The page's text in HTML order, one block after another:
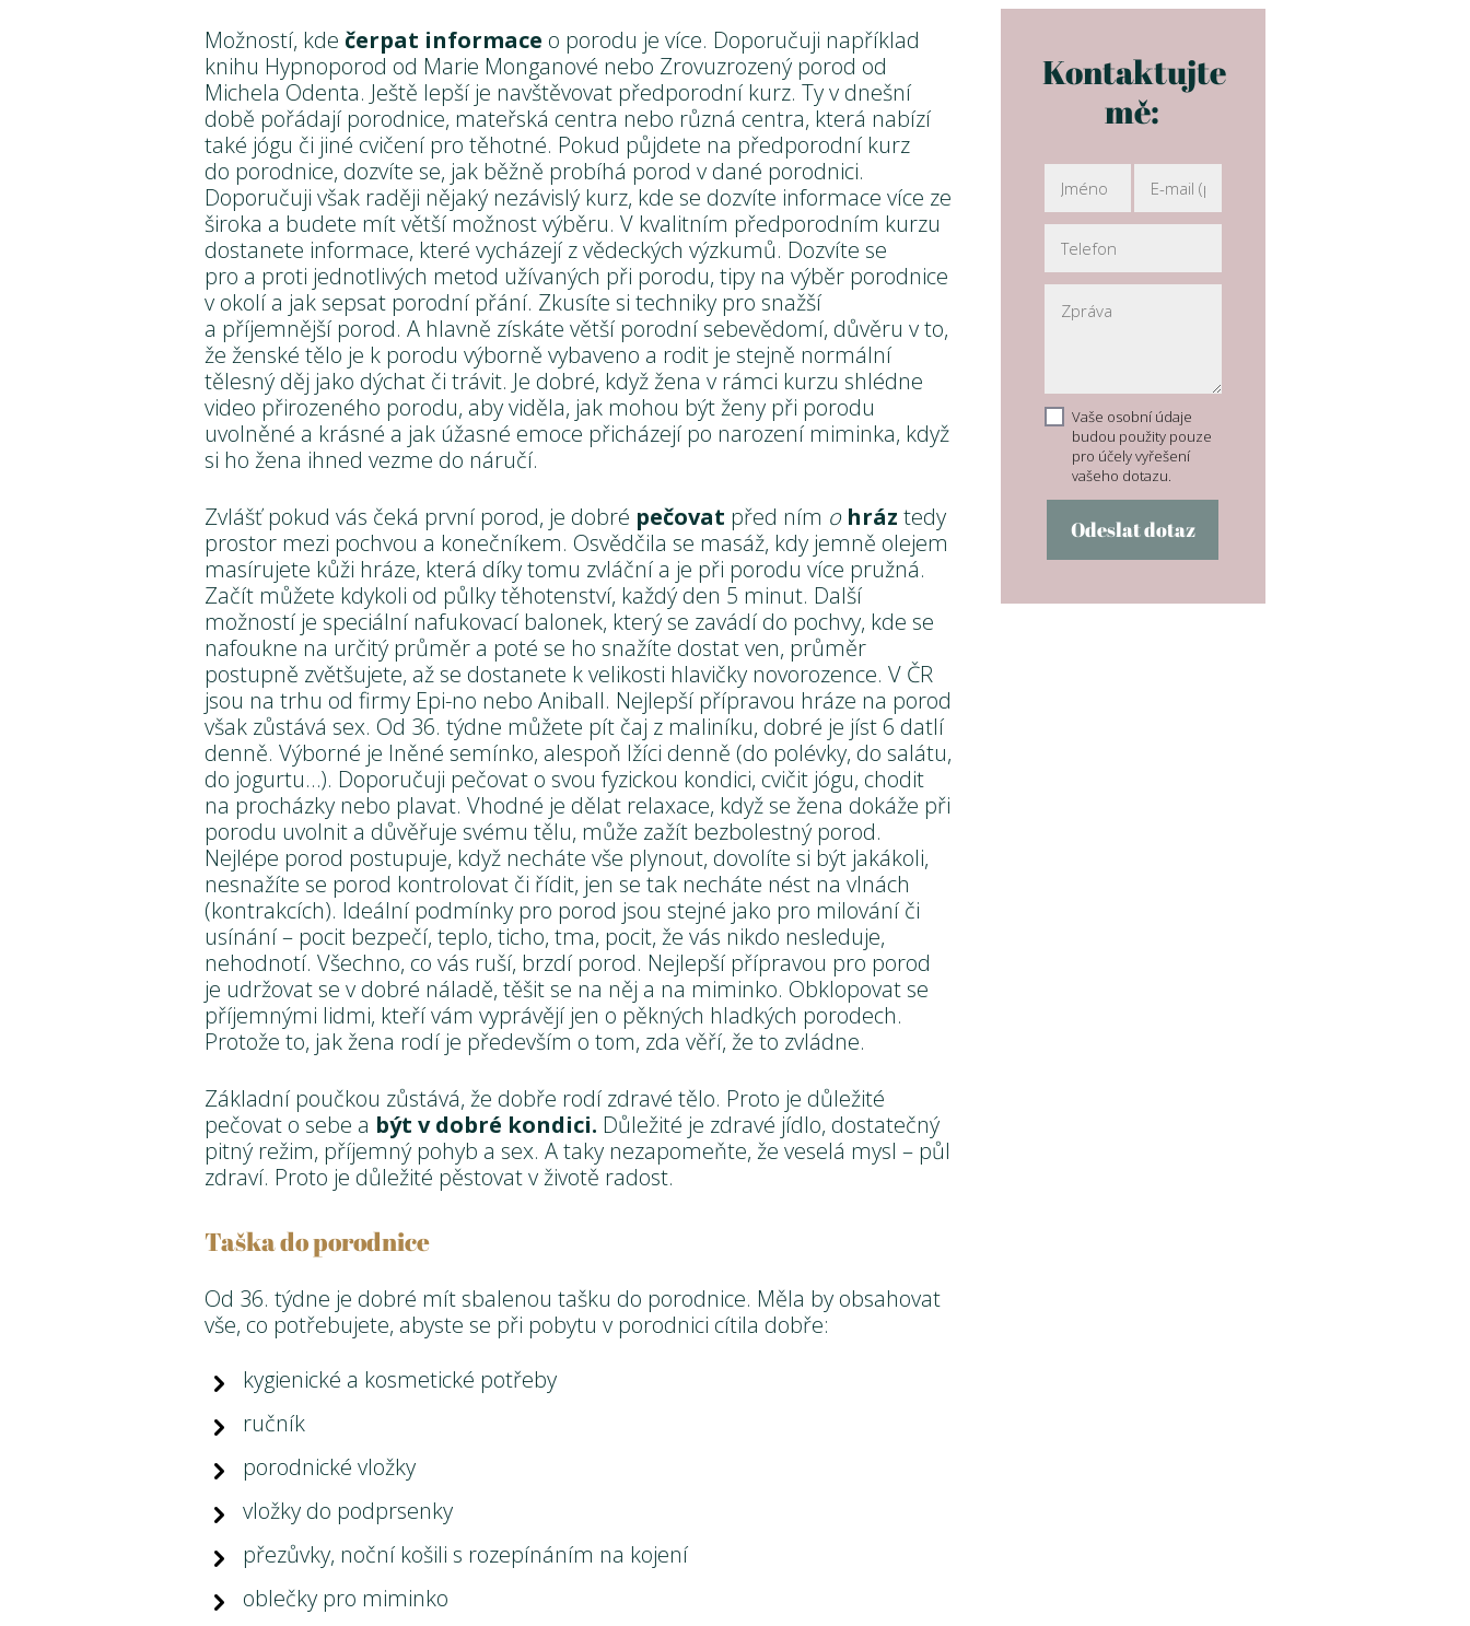
Možností, kde čerpat informace o porodu je více. Doporučuji například
knihu Hypnoporod od Marie Monganové nebo Zrovuzrozený porod od
Michela Odenta. Ještě lepší je navštěvovat předporodní kurz. Ty v dnešní
době pořádají porodnice, mateřská centra nebo různá centra, která nabízí
také jógu či jiné cvičení pro těhotné. Pokud půjdete na předporodní kurz
do porodnice, dozvíte se, jak běžně probíhá porod v dané porodnici.
Doporučuji však raději nějaký nezávislý kurz, kde se dozvíte informace více ze
široka a budete mít větší možnost výběru. V kvalitním předporodním kurzu
dostanete informace, které vycházejí z vědeckých výzkumů. Dozvíte se
pro a proti jednotlivých metod užívaných při porodu, tipy na výběr porodnice
v okolí a jak sepsat porodní přání. Zkusíte si techniky pro snažší
a příjemnější porod. A hlavně získáte větší porodní sebevědomí, důvěru v to,
že ženské tělo je k porodu výborně vybaveno a rodit je stejně normální
tělesný děj jako dýchat či trávit. Je dobré, když žena v rámci kurzu shlédne
video přirozeného porodu, aby viděla, jak mohou být ženy při porodu
uvolněné a krásné a jak úžasné emoce přicházejí po narození miminka, když
si ho žena ihned vezme do náručí.
Zvlášť pokud vás čeká první porod, je dobré pečovat před ním o hráz tedy
prostor mezi pochvou a konečníkem. Osvědčila se masáž, kdy jemně olejem
masírujete kůži hráze, která díky tomu zvláční a je při porodu více pružná.
Začít můžete kdykoli od půlky těhotenství, každý den 5 minut. Další
možností je speciální nafukovací balonek, který se zavádí do pochvy, kde se
nafoukne na určitý průměr a poté se ho snažíte dostat ven, průměr
postupně zvětšujete, až se dostanete k velikosti hlavičky novorozence. V ČR
jsou na trhu od firmy Epi-no nebo Aniball. Nejlepší přípravou hráze na porod
však zůstává sex. Od 36. týdne můžete pít čaj z maliníku, dobré je jíst 6 datlí
denně. Výborné je lněné semínko, alespoň lžíci denně (do polévky, do salátu,
do jogurtu…). Doporučuji pečovat o svou fyzickou kondici, cvičit jógu, chodit
na procházky nebo plavat. Vhodné je dělat relaxace, když se žena dokáže při
porodu uvolnit a důvěřuje svému tělu, může zažít bezbolestný porod.
Nejlépe porod postupuje, když necháte vše plynout, dovolíte si být jakákoli,
nesnažíte se porod kontrolovat či řídit, jen se tak necháte nést na vlnách
(kontrakcích). Ideální podmínky pro porod jsou stejné jako pro milování či
usínání – pocit bezpečí, teplo, ticho, tma, pocit, že vás nikdo nesleduje,
nehodnotí. Všechno, co vás ruší, brzdí porod. Nejlepší přípravou pro porod
je udržovat se v dobré náladě, těšit se na něj a na miminko. Obklopovat se
příjemnými lidmi, kteří vám vyprávějí jen o pěkných hladkých porodech.
Protože to, jak žena rodí je především o tom, zda věří, že to zvládne.
Základní poučkou zůstává, že dobře rodí zdravé tělo. Proto je důležité
pečovat o sebe a být v dobré kondici. Důležité je zdravé jídlo, dostatečný
pitný režim, příjemný pohyb a sex. A taky nezapomeňte, že veselá mysl – půl
zdraví. Proto je důležité pěstovat v životě radost.
Taška do porodnice
Od 36. týdne je dobré mít sbalenou tašku do porodnice. Měla by obsahovat
vše, co potřebujete, abyste se při pobytu v porodnici cítila dobře:
kygienické a kosmetické potřeby
ručník
porodnické vložky
vložky do podprsenky
přezůvky, noční košili s rozepínáním na kojení
oblečky pro miminko
Kontaktujte
mě:
Vaše osobní údaje
budou použity pouze
pro účely vyřešení
vašeho dotazu.
Odeslat dotaz